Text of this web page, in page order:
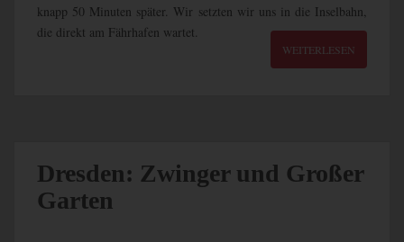
knapp 50 Minuten später. Wir setzten wir uns in die Inselbahn,
die direkt am Fährhafen wartet.
WEITERLESEN
Dresden: Zwinger und Großer
Garten